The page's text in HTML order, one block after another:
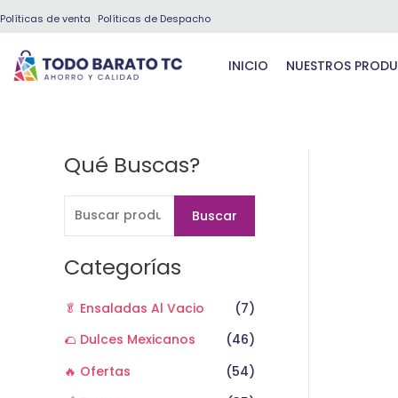
al
contenido
Políticas de venta Políticas de Despacho
INICIO NUESTROS
Qué Buscas?
B
c
a
p
o
Buscar
Categorías
🥬 Ensaladas Al Vacio
(7)
🌮 Dulces Mexicanos
(46)
🔥 Ofertas
(54)